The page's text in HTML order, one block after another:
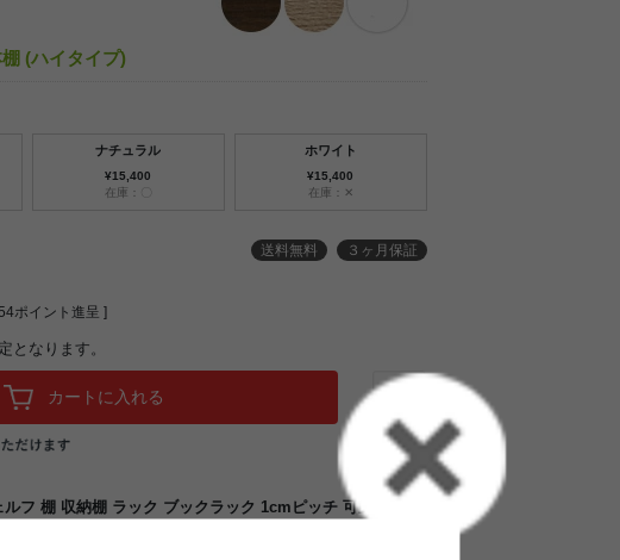
(ハイタイプ)
ナチュラル
¥15,400
在庫：〇
ホワイト
¥15,400
在庫：✕
送料無料 ３ヶ月保証
ポイント進呈 ]
となります。
カートに入れる
フ 棚 収納棚 ラック ブックラック 1cmピッチ 可動棚 ブッ